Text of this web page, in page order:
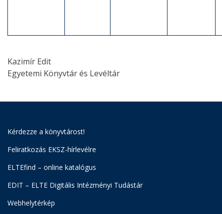
Kazimír Edit
Egyetemi Könyvtár és Levéltár
Kérdezze a könyvtárost!
Feliratkozás EKSZ-hírlevélre
ELTEfind – online katalógus
EDIT – ELTE Digitális Intézményi Tudástár
Webhelytérkép